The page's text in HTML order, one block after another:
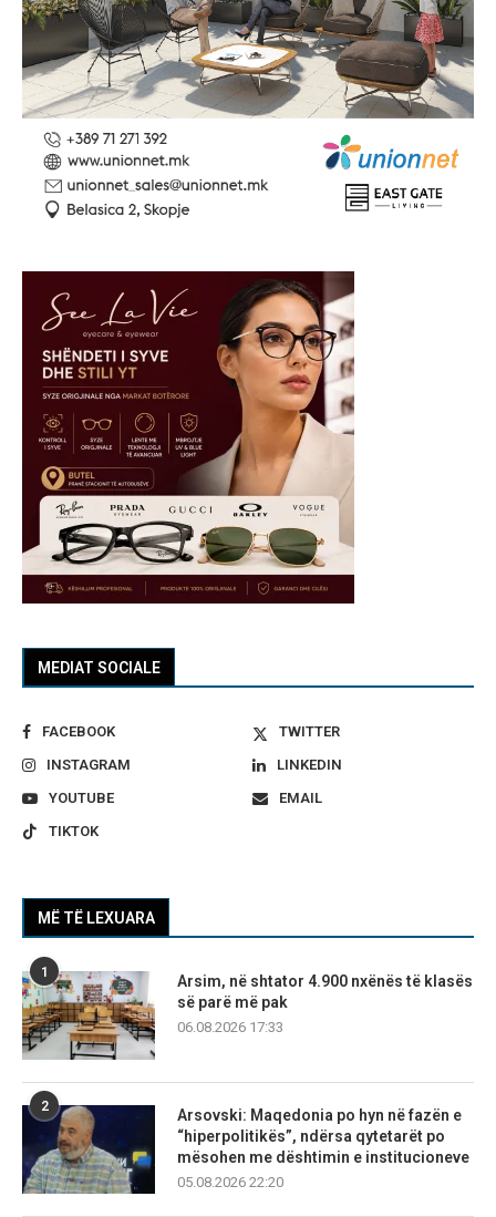
MEDIAT SOCIALE
FACEBOOK
TWITTER
INSTAGRAM
LINKEDIN
YOUTUBE
EMAIL
TIKTOK
MË TË LEXUARA
1
Arsim, në shtator 4.900 nxënës të klasës
së parë më pak
06.08.2026 17:33
2
Arsovski: Maqedonia po hyn në fazën e
“hiperpolitikës”, ndërsa qytetarët po
mësohen me dështimin e institucioneve
05.08.2026 22:20